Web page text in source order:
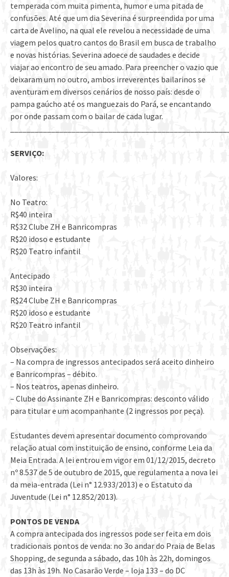
temperada com muita pimenta, humor e uma pitada de
confusões. Até que um dia Severina é surpreendida por uma
carta de Avelino, na qual ele revelou a necessidade de uma
viagem pelos quatro cantos do Brasil em busca de trabalho
e novas histórias. Severina adoece de saudades e decide
viajar ao encontro de seu amado. Para preencher o vazio que
deixaram um no outro, ambos irreverentes bailarinos se
aventuram em diversos cenários de nosso país: desde o
pampa gaúcho até os manguezais do Pará, se encantando
por onde passam com o bailar de cada lugar.
SERVIÇO:
Valores:
No Teatro:
R$40 inteira
R$32 Clube ZH e Banricompras
R$20 idoso e estudante
R$20 Teatro infantil
Antecipado
R$30 inteira
R$24 Clube ZH e Banricompras
R$20 idoso e estudante
R$20 Teatro infantil
Observações:
– Na compra de ingressos antecipados será aceito dinheiro
e Banricompras – débito.
– Nos teatros, apenas dinheiro.
– Clube do Assinante ZH e Banricompras: desconto válido
para titular e um acompanhante (2 ingressos por peça).
Estudantes devem apresentar documento comprovando
relação atual com instituição de ensino, conforme Leia da
Meia Entrada. A lei entrou em vigor em 01/12/2015, decreto
nº 8.537 de 5 de outubro de 2015, que regulamenta a nova lei
da meia-entrada (Lei n° 12.933/2013) e o Estatuto da
Juventude (Lei n° 12.852/2013).
PONTOS DE VENDA
A compra antecipada dos ingressos pode ser feita em dois
tradicionais pontos de venda: no 3o andar do Praia de Belas
Shopping, de segunda a sábado, das 10h às 22h, domingos
das 13h às 19h. No Casarão Verde – loja 133 – do DC